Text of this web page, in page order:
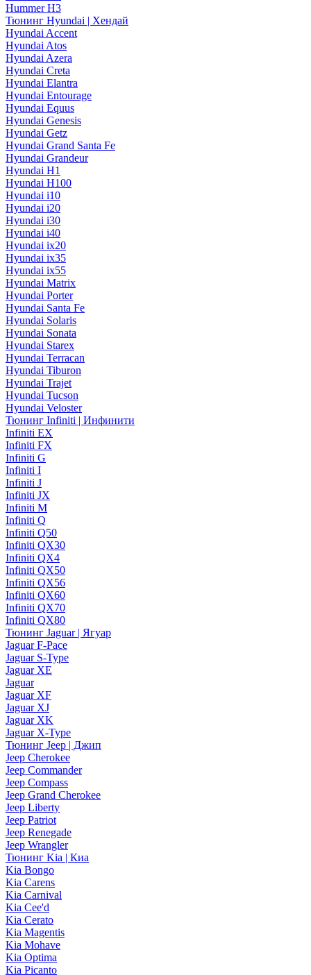
Hummer H3
Тюнинг Hyundai | Хендай
Hyundai Accent
Hyundai Atos
Hyundai Azera
Hyundai Creta
Hyundai Elantra
Hyundai Entourage
Hyundai Equus
Hyundai Genesis
Hyundai Getz
Hyundai Grand Santa Fe
Hyundai Grandeur
Hyundai H1
Hyundai H100
Hyundai i10
Hyundai i20
Hyundai i30
Hyundai i40
Hyundai ix20
Hyundai ix35
Hyundai ix55
Hyundai Matrix
Hyundai Porter
Hyundai Santa Fe
Hyundai Solaris
Hyundai Sonata
Hyundai Starex
Hyundai Terracan
Hyundai Tiburon
Hyundai Trajet
Hyundai Tucson
Hyundai Veloster
Тюнинг Infiniti | Инфинити
Infiniti EX
Infiniti FX
Infiniti G
Infiniti I
Infiniti J
Infiniti JX
Infiniti M
Infiniti Q
Infiniti Q50
Infiniti QX30
Infiniti QX4
Infiniti QX50
Infiniti QX56
Infiniti QX60
Infiniti QX70
Infiniti QX80
Тюнинг Jaguar | Ягуар
Jaguar F-Pace
Jaguar S-Type
Jaguar XE
Jaguar
Jaguar XF
Jaguar XJ
Jaguar XK
Jaguar X-Type
Тюнинг Jeep | Джип
Jeep Cherokee
Jeep Commander
Jeep Compass
Jeep Grand Cherokee
Jeep Liberty
Jeep Patriot
Jeep Renegade
Jeep Wrangler
Тюнинг Kia | Киа
Kia Bongo
Kia Carens
Kia Carnival
Kia Cee'd
Kia Cerato
Kia Magentis
Kia Mohave
Kia Optima
Kia Picanto